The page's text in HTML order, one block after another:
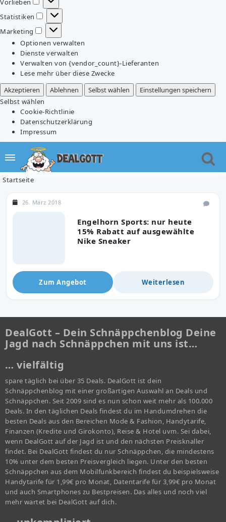
Vorlieben
Vorlieben
Statistiken
Statistiken
Marketing
Marketing
Optionen verwalten
Dienste verwalten
Verwalten von {vendor_count}-Lieferanten
Lese mehr über diese Zwecke
Akzeptieren
Ablehnen Selbst wählen
Einstellungen speichern
Selbst wählen
Cookie-Richtlinie
Datenschutzerklärung
Impressum
Startseite
Engelhorn Sports: nur heute
15% Rabatt auf ausgewählte
Nike Sneaker
26. März 2018
Zum Angebot Weiterlesen
DealGott – Dein Schnäppchenblog Deine
Jagd nach Schnäppchen mit uns ist…
… vielfältig
spare täglich bei über 35 Deals. DealGott ist dein
Schnäppchenblog mit einer großartigen Auswahl an Deals und
Schnäppchen. Seit 2009 sind es nun schon weit mehr als 100.000
Deals. In den täglichen Deals findest du im Handumdrehen die
besten Deals aus den Bereichen Mode & Fashion, Handytarife,
Finanzen (Kredite und Girokonto), Reise & Hotel uvm. Sei dabei,
wenn DealGott auf der Jagd ist und den nächsten Preisknaller
findet. Bei DealGott findest du nur Schnäppchen, die mindestens
10% unter dem besten Preisvergleich liegen. Unter den besten
Schnäppchen aus dem Mobilfunkbereich findest du beispielsweise
Handytarife für 1,99€ pro Monat, Datentarife für 3,99€ pro Monat
und auch Smartphones zu Bestpreisen. Das alles und noch viel
mehr wartet bei DealGott auf dich.